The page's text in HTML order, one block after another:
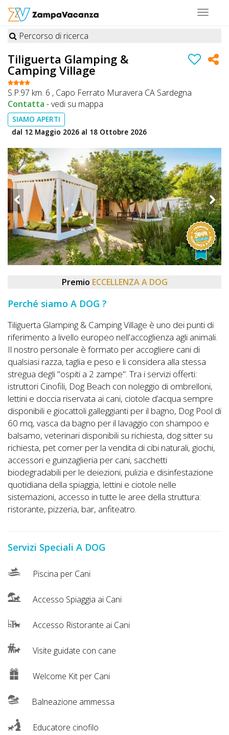
Toggle
STRUTTURE
A
DOG
LUOGHI
A
DOG
OFFERTE
A
DOG
A
CHIEDI
CODICE
SCONTO
Video
Tutorial
Lavora
con
Noi
Inserisci
Accedi
Registrati
Percorso di ricerca
Tiliguerta Glamping &
Camping Village
S.P.97 km. 6 , Capo Ferrato Muravera CA Sardegna
Contatta -vedi su mappa
SIAMO APERTI
dal 12 Maggio 2026 al 18 Ottobre 2026
Premio ECCELLENZA A DOG
Perché siamo A DOG ?
Tiliguerta Glamping & Camping Village è uno dei punti di
riferimento a livello europeo nell'accoglienza agli animali.
Il nostro personale è formato per accogliere cani di
qualsiasi razza, taglia e peso e li considera alla stessa
stregua degli "ospiti a 2 zampe". Tra i servizi offerti:
istruttori Cinofili, Dog Beach con noleggio di ombrelloni,
lettini e doccia riservata ai cani, ciotole d’acqua sempre
disponibili e giocattoli galleggianti per il bagno, Dog Pool di
60 mq, vasca da bagno per il lavaggio con shampoo e
balsamo, veterinari disponibili su richiesta, dog sitter su
richiesta, pet corner per la vendita di cibi naturali, giochi,
accessori e guinzaglieria per cani, sacchetti
biodegradabili per le deiezioni, pulizia e disinfestazione
quotidiana della spiaggia, lettini e ciotole nelle
sistemazioni, accesso in tutte le aree della struttura:
ristorante, pizzeria, bar, anfiteatro.
Servizi Speciali A DOG
Piscina per Cani
Accesso Spiaggia ai Cani
Accesso Ristorante ai Cani
Visite guidate con cane
Welcome Kit per Cani
Balneazione ammessa
Educatore cinofilo